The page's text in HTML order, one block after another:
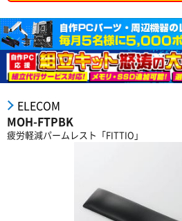
ELECOM
MOH-FTPBK
疲労軽減パームレスト「FITTIO」